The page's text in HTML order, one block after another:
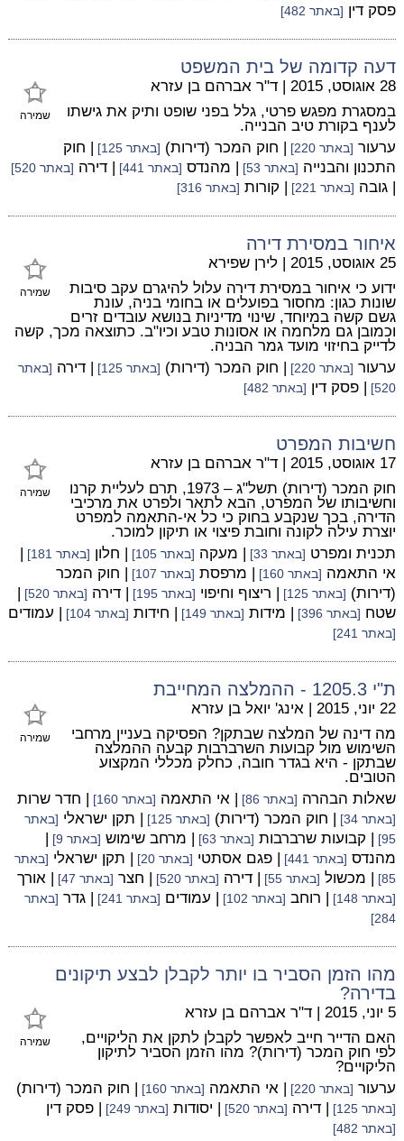
פסק דין [באתר 482]
דעה קדומה של בית המשפט
שמירה
28 אוגוסט, 2015 | ד"ר אברהם בן עזרא
במסגרת מפגש פרטי, גלל בפני שופט ותיק את גישתו
לענף בקורת טיב הבנייה.
ערעור [באתר 220] | חוק המכר (דירות) [באתר 125]
| חוק
התכנון והבנייה [באתר 53] | מהנדס [באתר 441] | דירה [באתר 520]
| גובה [באתר 221] | קורות [באתר 316]
איחור במסירת דירה
שמירה
25 אוגוסט, 2015 | לירן שפירא
ידוע כי איחור במסירת דירה עלול להיגרם עקב סיבות
שונות כגון: מחסור בפועלים או בחומי בניה, עונת
גשם קשה במיוחד, שינוי מדיניות בנושא עובדים זרים
וכמובן גם מלחמה או אסונות טבע וכיו"ב. כתוצאה מכך, קשה
לדייק בחיזוי מועד גמר הבניה.
ערעור [באתר 220] | חוק המכר (דירות) [באתר 125] | דירה [באתר
520]
| פסק דין [באתר 482]
חשיבות המפרט
שמירה
17 אוגוסט, 2015 | ד"ר אברהם בן עזרא
חוק המכר (דירות) תשל"ג – 1973, תרם לעליית קרנו
וחשיבותו של המפרט, הבא לתאר ולפרט את מרכיבי
הדירה, בכך שנקבע בחוק כי כל אי-התאמה למפרט
יוצרת עילה לקונה וחובת פיצוי או תיקון למוכר.
תכנית ומפרט [באתר 33] | מעקה [באתר 105] | חלון [באתר 181]
|
אי התאמה [באתר 160] | מרפסת [באתר 107]
| חוק המכר
(דירות) [באתר 125] | ריצוף וחיפוי [באתר 195] | דירה [באתר 520]
|
שטח [באתר 396] | מידות [באתר 149] | חידות [באתר 104] | עמודים
[באתר 241]
ת"י 1205.3 - ההמלצה המחייבת
שמירה
22 יוני, 2015 | אינג' יואל בן עזרא
מה דינה של המלצה שבתקן? הפסיקה בעניין מרחבי
השימוש מול קבועות השרברבות קבעה ההמלצה
שבתקן - היא בגדר חובה, כחלק מכללי המקצוע
הטובים.
שאלות הבהרה [באתר 86] | אי התאמה [באתר 160] | חדר שרות
[באתר 34] | חוק המכר (דירות) [באתר 125] | תקן ישראלי [באתר
95]
| קבועות שרברבות [באתר 63] | מרחב שימוש [באתר 9]
|
מהנדס [באתר 441] | פגם אסתטי [באתר 20] | תקן ישראלי [באתר
85]
| מכשול [באתר 55] | דירה [באתר 520] | חצר [באתר 47] | אורך
[באתר 148] | רוחב [באתר 102] | עמודים [באתר 241] | גדר [באתר
284]
מהו הזמן הסביר בו יותר לקבלן לבצע תיקונים
בדירה?
שמירה
5 יוני, 2015 | ד"ר אברהם בן עזרא
האם הדייר חייב לאפשר לקבלן לתקן את הליקויים,
לפי חוק המכר (דירות)? מהו הזמן הסביר לתיקון
הליקויים?
ערעור [באתר 220] | אי התאמה [באתר 160] | חוק המכר (דירות)
[באתר 125] | דירה [באתר 520] | יסודות [באתר 249] | פסק דין
[באתר 482]